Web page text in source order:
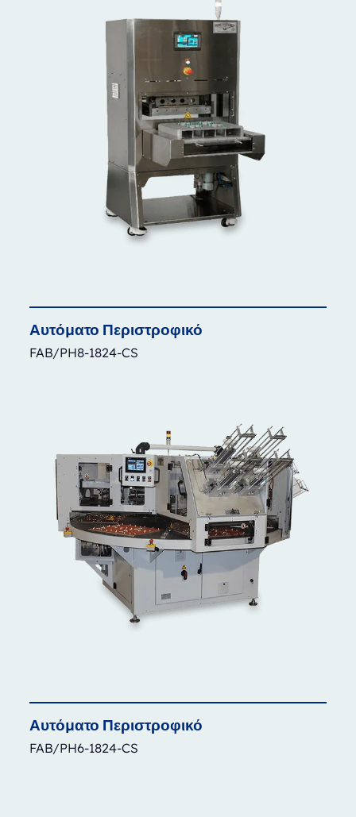
Αυτόματο Περιστροφικό
FAB/PH8-1824-CS
Αυτόματο Περιστροφικό
FAB/PH6-1824-CS